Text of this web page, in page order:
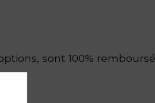
sont 100%